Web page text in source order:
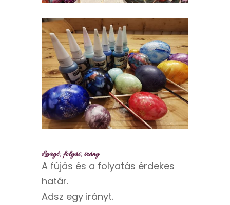
Levegő, folyás, irány
A fújás és a folyatás érdekes
határ.
Adsz egy irányt.